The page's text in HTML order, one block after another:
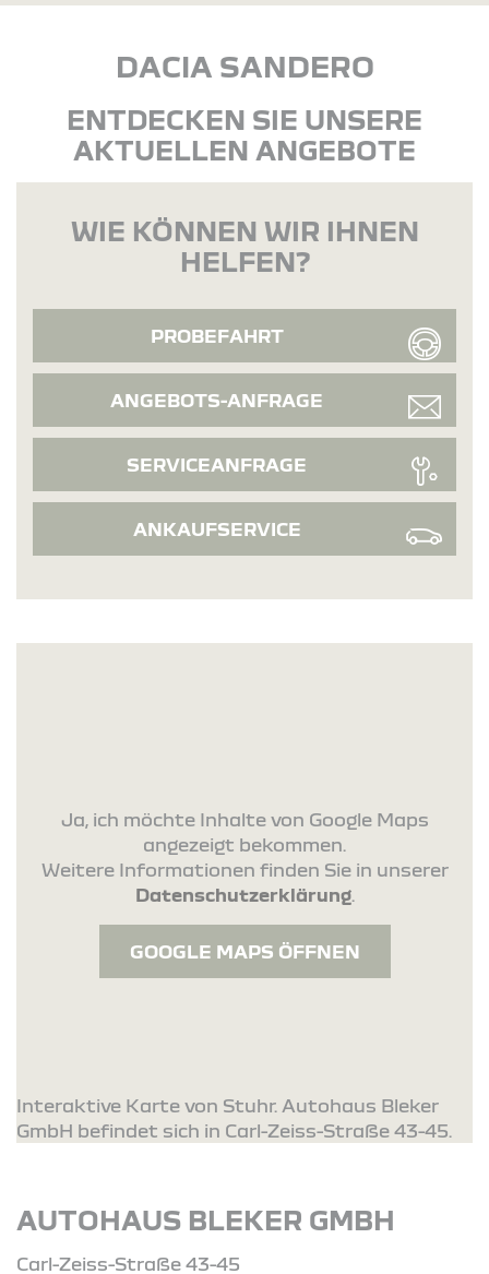
DACIA SANDERO
ENTDECKEN SIE UNSERE
AKTUELLEN ANGEBOTE
WIE KÖNNEN WIR IHNEN
HELFEN?
PROBEFAHRT
ANGEBOTS-ANFRAGE
SERVICEANFRAGE
ANKAUFSERVICE
Ja, ich möchte Inhalte von Google Maps
angezeigt bekommen.
Weitere Informationen finden Sie in unserer
Datenschutzerklärung.
GOOGLE MAPS ÖFFNEN
Interaktive Karte von Stuhr. Autohaus Bleker
GmbH befindet sich in Carl-Zeiss-Straße 43-45.
AUTOHAUS BLEKER GMBH
Carl-Zeiss-Straße 43-45